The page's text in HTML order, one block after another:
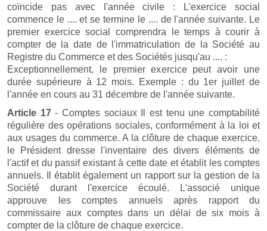
coïncide pas avec l'année civile : L'exercice social
commence le .... et se termine le .... de l'année suivante. Le
premier exercice social comprendra le temps à courir à
compter de la date de l'immatriculation de la Société au
Registre du Commerce et des Sociétés jusqu'au .... :
Exceptionnellement, le premier exercice peut avoir une
durée supérieure à 12 mois. Exemple : du 1er juillet de
l'année en cours au 31 décembre de l'année suivante.
Article 17- Comptes sociaux Il est tenu une comptabilité
régulière des opérations sociales, conformément à la loi et
aux usages du commerce. A la clôture de chaque exercice,
le Président dresse l'inventaire des divers éléments de
l'actif et du passif existant à cette date et établit les comptes
annuels. Il établit également un rapport sur la gestion de la
Société durant l'exercice écoulé. L'associé unique
approuve les comptes annuels après rapport du
commissaire aux comptes dans un délai de six mois à
compter de la clôture de chaque exercice.